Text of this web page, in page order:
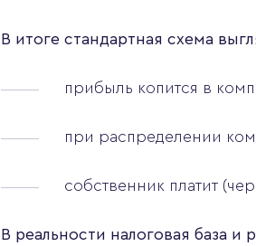
В итоге стандартная схема
прибыль копится в
при распределении
собственник платит
В реальности налоговая база и